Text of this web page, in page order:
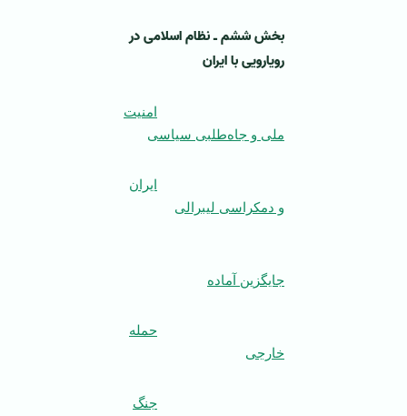
بخش ششم ـ نظام اسلامی در
رویارویی با ایران
امنیت
ملی و جاه‌طلبی سیاسی
ایران
و دمکراسی لیبرالی
جایگزین آماده
حمله
خارجی
جنگ